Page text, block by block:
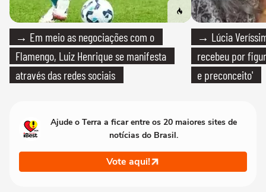
→ Em meio as negociações com o
Flamengo, Luiz Henrique se manifesta
através das redes sociais
→ Lúcia
recebeu por
e preconceito'
Ajude o Terra a ficar entre os 20 maiores sites de
notícias do Brasil.
Vote aqui!